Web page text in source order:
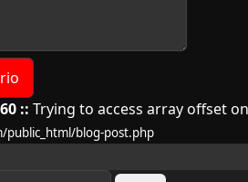
:: Trying to access array offset
public_html/blog-post.php